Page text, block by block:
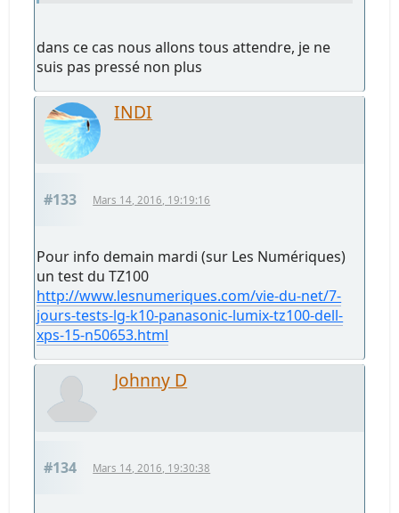
dans ce cas nous allons tous attendre, je ne
suis pas pressé non plus
INDI
#133 Mars 14, 2016, 19:19:16
Pour info demain mardi (sur Les Numériques)
un test du TZ100
http://www.lesnumeriques.com/vie-du-net/7-
jours-tests-lg-k10-panasonic-lumix-tz100-dell-
xps-15-n50653.html
Johnny D
#134 Mars 14, 2016, 19:30:38